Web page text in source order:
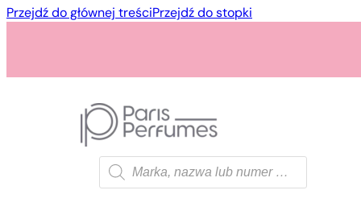
Przejdź do głównej treściPrzejdź do stopki
Wyszukiwarka
produktów